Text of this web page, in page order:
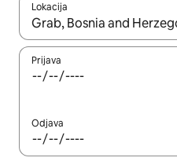
Lokacija
Kad su rezultati dostupni,
Prijava
Odjava